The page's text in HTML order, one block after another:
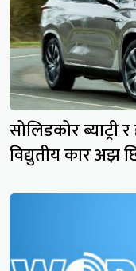
सोलिडकोर ब्याट्री
विद्युतीय कार अझ